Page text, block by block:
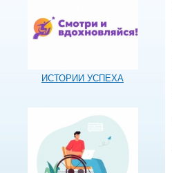
ИСТОРИИ УСПЕХА